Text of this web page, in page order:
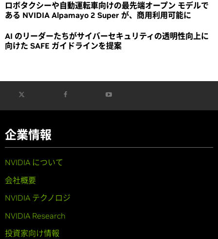
ロボタクシーや自動運転車向けの最先端オープン モデルで
ある NVIDIA Alpamayo 2 Super が、商用利用可能に
AI のリーダーたちがサイバーセキュリティの透明性向上に
向けた SAFE ガイドラインを提案
企業情報
NVIDIA について
会社概要
NVIDIA テクノロジ
NVIDIA Research
投資家向け情報